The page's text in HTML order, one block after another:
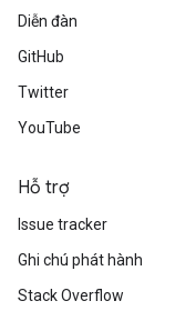
Diễn đàn
GitHub
Twitter
YouTube
Hỗ trợ
Issue tracker
Ghi chú phát hành
Stack Overflow